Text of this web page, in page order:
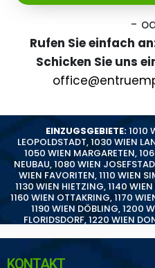
-
Rufen Sie einfach
Schicken Sie uns
EINZUGSGEBIETE:1010
LEOPOLDSTADT,1030 WIEN
1050 WIEN MARGARETEN,
NEUBAU,1080 WIEN
WIEN FAVORITEN,1110 WIEN
1130 WIEN HIETZING,1140
1160 WIEN OTTAKRING,1170
1190 WIEN DÖBLING,1200
FLORIDSDORF,1220 WIEN
KONTAKT